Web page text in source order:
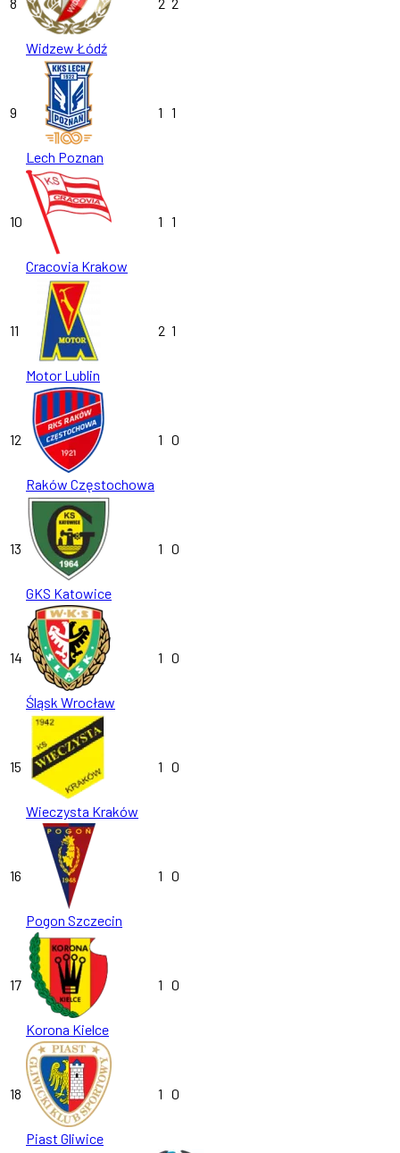
Widzew Łódź
9
Lech Poznan
1 1
10
Cracovia Krakow
1 1
11
Motor Lublin
2 1
12
Raków Częstochowa
1 0
13
GKS Katowice
1 0
14
Śląsk Wrocław
1 0
15
Wieczysta Kraków
1 0
16
Pogon Szczecin
1 0
17
Korona Kielce
1 0
18
Piast Gliwice
1 0